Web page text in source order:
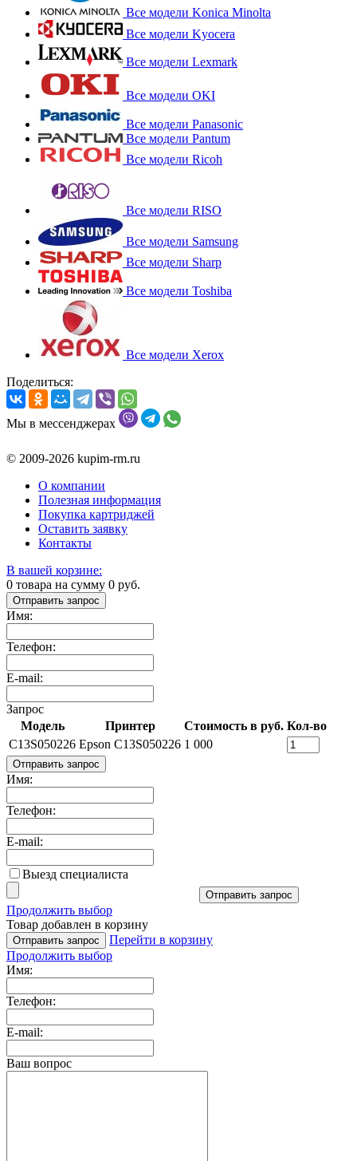
Все модели Konica Minolta
Все модели Kyocera
Все модели Lexmark
Все модели OKI
Все модели Panasonic
Все модели Pantum
Все модели Ricoh
Все модели RISO
Все модели Samsung
Все модели Sharp
Все модели Toshiba
Все модели Xerox
Поделиться:
Мы в мессенджерах
© 2009-2026 kupim-rm.ru
О компании
Полезная информация
Покупка картриджей
Оставить заявку
Контакты
В вашей корзине:
0 товара на сумму 0 руб.
Отправить запрос
Имя:
Телефон:
E-mail:
Запрос
Модель
Принтер Стоимость в руб. Кол-во
C13S050226 Epson C13S050226 1 000
Отправить запрос
Имя:
Телефон:
E-mail:
Выезд специалиста
Отправить запрос
Продолжить выбор
Товар добавлен в корзину
Отправить запрос
Перейти в корзину
Продолжить выбор
Имя:
Телефон:
E-mail:
Ваш вопрос